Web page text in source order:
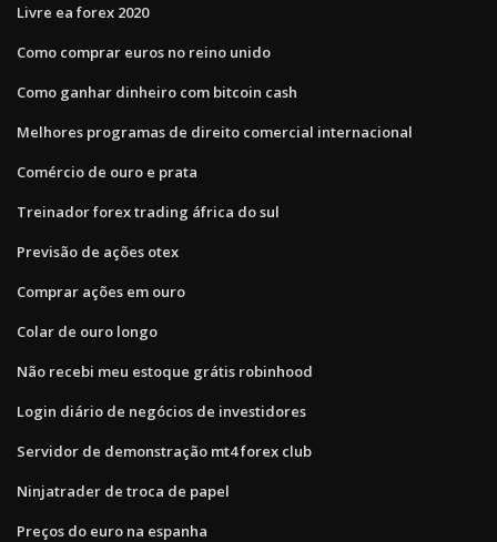
Livre ea forex 2020
Como comprar euros no reino unido
Como ganhar dinheiro com bitcoin cash
Melhores programas de direito comercial internacional
Comércio de ouro e prata
Treinador forex trading áfrica do sul
Previsão de ações otex
Comprar ações em ouro
Colar de ouro longo
Não recebi meu estoque grátis robinhood
Login diário de negócios de investidores
Servidor de demonstração mt4 forex club
Ninjatrader de troca de papel
Preços do euro na espanha